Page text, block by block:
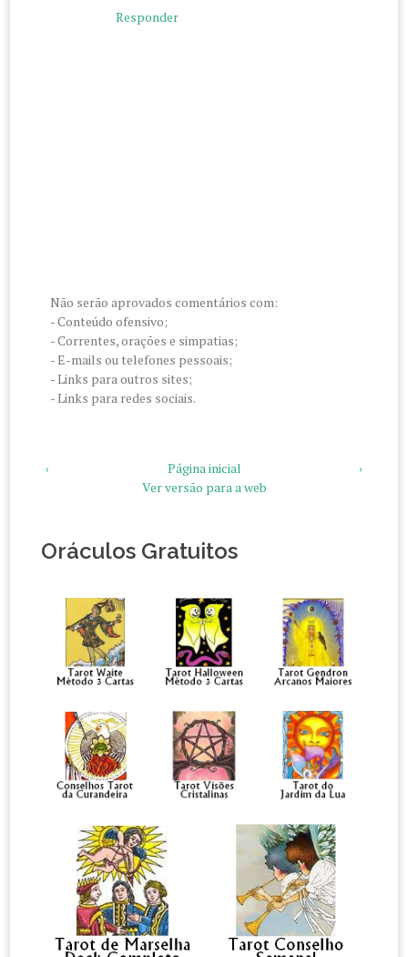
Responder
Não serão aprovados comentários com:
- Conteúdo ofensivo;
- Correntes, orações e simpatias;
- E-mails ou telefones pessoais;
- Links para outros sites;
- Links para redes sociais.
‹ ›
Página inicial
Ver versão para a web
Oráculos Gratuitos